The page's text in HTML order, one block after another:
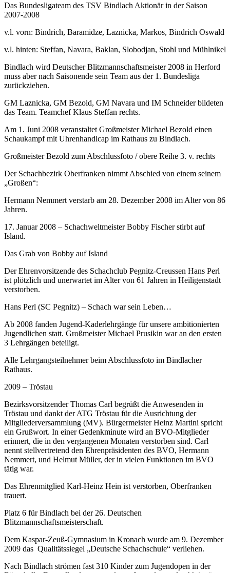
Das Bundesligateam des TSV Bindlach Aktionär in der Saison
2007-2008
v.l. vorn: Bindrich, Baramidze, Laznicka, Markos, Bindrich Oswald
v.l. hinten: Steffan, Navara, Baklan, Slobodjan, Stohl und Mühlnikel
Bindlach wird Deutscher Blitzmannschaftsmeister 2008 in Herford
muss aber nach Saisonende sein Team aus der 1. Bundesliga
zurückziehen.
GM Laznicka, GM Bezold, GM Navara und IM Schneider bildeten
das Team. Teamchef Klaus Steffan rechts.
Am 1. Juni 2008 veranstaltet Großmeister Michael Bezold einen
Schaukampf mit Uhrenhandicap im Rathaus zu Bindlach.
Großmeister Bezold zum Abschlussfoto / obere Reihe 3. v. rechts
Der Schachbezirk Oberfranken nimmt Abschied von einem seinem
„Großen“:
Hermann Nemmert verstarb am 28. Dezember 2008 im Alter von 86
Jahren.
17. Januar 2008 – Schachweltmeister Bobby Fischer stirbt auf
Island.
Das Grab von Bobby auf Island
Der Ehrenvorsitzende des Schachclub Pegnitz-Creussen Hans Perl
ist plötzlich und unerwartet im Alter von 61 Jahren in Heiligenstadt
verstorben.
Hans Perl (SC Pegnitz) – Schach war sein Leben…
Ab 2008 fanden Jugend-Kaderlehrgänge für unsere ambitionierten
Jugendlichen statt. Großmeister Michael Prusikin war an den ersten
3 Lehrgängen beteiligt.
Alle Lehrgangsteilnehmer beim Abschlussfoto im Bindlacher
Rathaus.
2009 – Tröstau
Bezirksvorsitzender Thomas Carl begrüßt die Anwesenden in
Tröstau und dankt der ATG Tröstau für die Ausrichtung der
Mitgliederversammlung (MV). Bürgermeister Heinz Martini spricht
ein Grußwort. In einer Gedenkminute wird an BVO-Mitglieder
erinnert, die in den vergangenen Monaten verstorben sind. Carl
nennt stellvertretend den Ehrenpräsidenten des BVO, Hermann
Nemmert, und Helmut Müller, der in vielen Funktionen im BVO
tätig war.
Das Ehrenmitglied Karl-Heinz Hein ist verstorben, Oberfranken
trauert.
Platz 6 für Bindlach bei der 26. Deutschen
Blitzmannschaftsmeisterschaft.
Dem Kaspar-Zeuß-Gymnasium in Kronach wurde am 9. Dezember
2009 das Qualitätssiegel „Deutsche Schachschule“ verliehen.
Nach Bindlach strömen fast 310 Kinder zum Jugendopen in der